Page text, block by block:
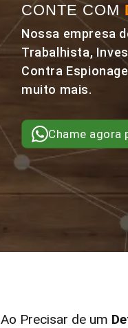
CONTE COM
Nossa empresa
Trabalhista,
Contra
muito mais.
Chame agora
Ao Precisar de um